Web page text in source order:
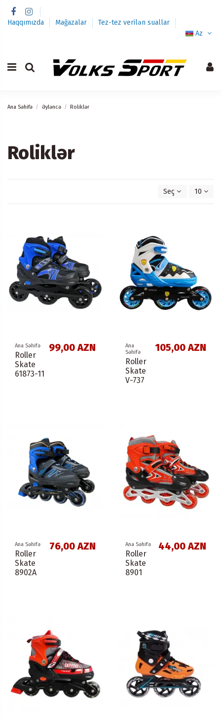
Haqqımızda Mağazalar
Tez-tez verilən suallar
Az
Ana Səhifə Əyləncə Roliklər
Roliklər
Seç 10
Ana Səhifə
Roller
Skate
61873-11
99,00 AZN
Ana
Səhifə
Roller
Skate
V-737
105,00 AZN
Ana Səhifə
Roller
Skate
8902A
76,00 AZN Ana Səhifə
Roller
Skate
8901
44,00 AZN